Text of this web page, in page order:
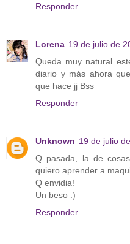
Responder
Lorena 19 de julio de
Queda muy natural
diario y más ahora
que hace jj Bss
Responder
Unknown 19 de julio
Q pasada, la de
quiero aprender a
Q envidia!
Un beso :)
Responder